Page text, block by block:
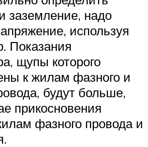
заземление, надо
используя
Показания
щупы которого
к жилам фазного и
будут больше,
прикосновения
фазного провода и